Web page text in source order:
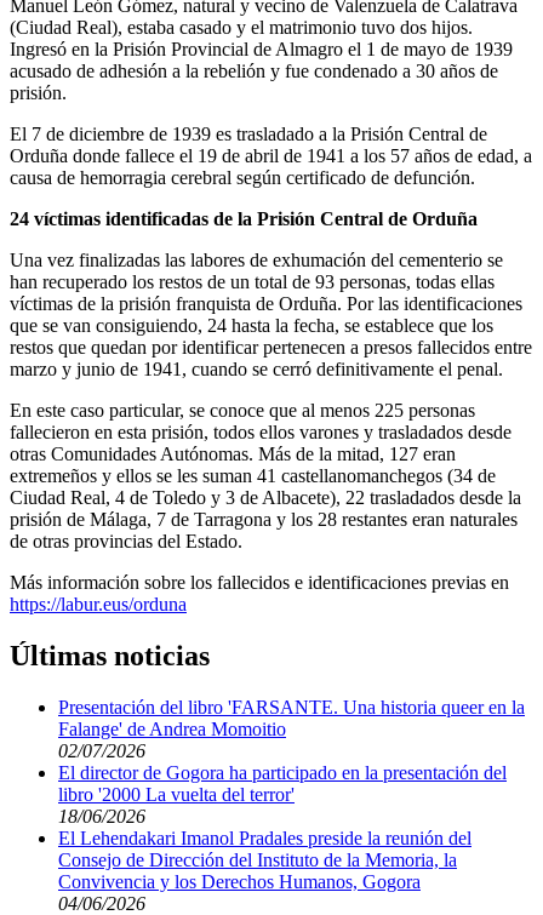
Manuel León Gómez, natural y vecino de Valenzuela de Calatrava
(Ciudad Real), estaba casado y el matrimonio tuvo dos hijos.
Ingresó en la Prisión Provincial de Almagro el 1 de mayo de 1939
acusado de adhesión a la rebelión y fue condenado a 30 años de
prisión.
El 7 de diciembre de 1939 es trasladado a la Prisión Central de
Orduña donde fallece el 19 de abril de 1941 a los 57 años de edad, a
causa de hemorragia cerebral según certificado de defunción.
24 víctimas identificadas de la Prisión Central de Orduña
Una vez finalizadas las labores de exhumación del cementerio se
han recuperado los restos de un total de 93 personas, todas ellas
víctimas de la prisión franquista de Orduña. Por las identificaciones
que se van consiguiendo, 24 hasta la fecha, se establece que los
restos que quedan por identificar pertenecen a presos fallecidos entre
marzo y junio de 1941, cuando se cerró definitivamente el penal.
En este caso particular, se conoce que al menos 225 personas
fallecieron en esta prisión, todos ellos varones y trasladados desde
otras Comunidades Autónomas. Más de la mitad, 127 eran
extremeños y ellos se les suman 41 castellanomanchegos (34 de
Ciudad Real, 4 de Toledo y 3 de Albacete), 22 trasladados desde la
prisión de Málaga, 7 de Tarragona y los 28 restantes eran naturales
de otras provincias del Estado.
Más información sobre los fallecidos e identificaciones previas en
https://labur.eus/orduna
Últimas noticias
Presentación del libro 'FARSANTE. Una historia queer en la
Falange' de Andrea Momoitio
02/07/2026
El director de Gogora ha participado en la presentación del
libro '2000 La vuelta del terror'
18/06/2026
El Lehendakari Imanol Pradales preside la reunión del
Consejo de Dirección del Instituto de la Memoria, la
Convivencia y los Derechos Humanos, Gogora
04/06/2026